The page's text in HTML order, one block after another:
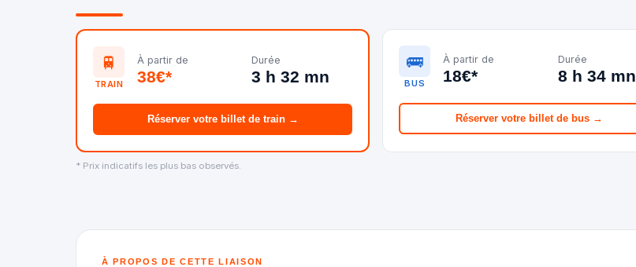
🚆
TRAIN
À partir de
38€*
Durée
3 h 32 mn
Réserver votre billet de train →
🚌
BUS
À partir de
18€*
Durée
8 h 34 mn
Réserver votre billet de bus →
* Prix indicatifs les plus bas observés.
À PROPOS DE CETTE LIAISON